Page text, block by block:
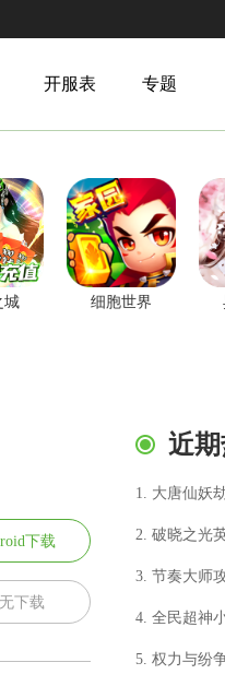
开服表 专题
城 细胞世界
下载
下载
近
1. 大唐仙妖
2. 破晓之光
3. 节奏大师
4. 全民超神
5. 权力与纷